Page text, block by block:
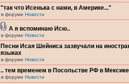
"так что Исенька с нами, в Америке..."
в форуме Новости
А я вспоминаю Исю..
в форуме Новости
Песни Исая Шейниса зазвучали на
языках
в форуме Новости
.. тем временем в Посольстве РФ в
в форуме Новости